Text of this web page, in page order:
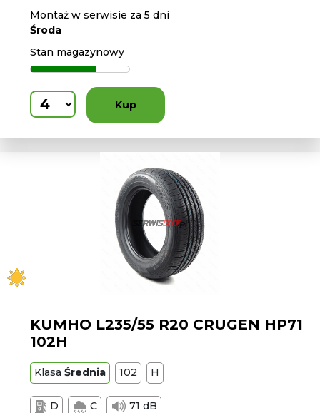
Montaż w serwisie za 5 dni
Środa
Stan magazynowy
Kup
KUMHO L235/55 R20 CRUGEN HP71
102H
KlasaŚrednia 102 H
D C 71 dB